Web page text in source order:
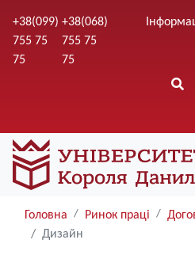
до
+38(099)
755 75
75
+38(068)
755 75
75
Головна Ринок праці
Дизайн